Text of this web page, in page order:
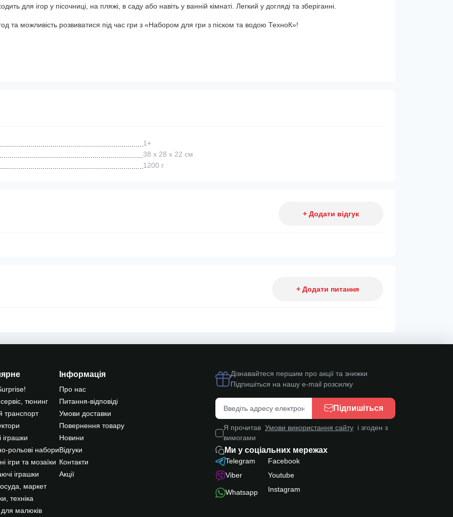
для ігор у пісочниці, на пляжі, в саду або навіть у ванній кімнаті. Легкий у догляді та зберіганні.
та можливість розвиватися під час гри з «Набором для гри з піском та водою ТехноК»!
1+
38 х 28 х 22 см
1200 г
+ Додати відгук
+ Додати питання
тюнинг
транспорт
іграшки
рольові набори
ігри та мозаїки
іграшки
маркет
техніка
малюків
Інформація
Про нас
Питання-відповіді
Умови доставки
Повернення товару
Новини
Відгуки
Контакти
Акції
Ми у соціальних мережах
Telegram
Viber
Whatsapp
Facebook
Youtube
Instagram
Дізнавайтеся першим про акції та знижки
Підпишіться на нашу e-mail розсилку
Підпишіться
Я прочитав Умови використання сайту і згоден з
вимогами